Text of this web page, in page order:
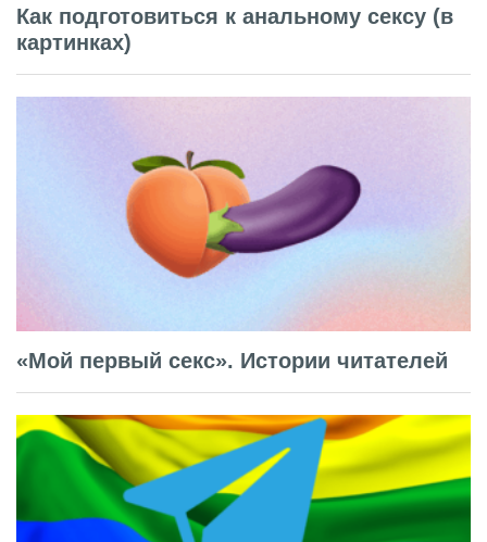
Как подготовиться к анальному сексу (в
картинках)
«Мой первый секс». Истории читателей